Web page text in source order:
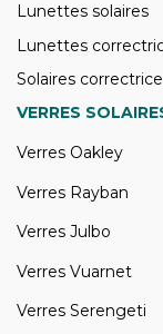
Lunettes solaires
Lunettes
Solaires
VERRES
Verres Oakley
Verres Rayban
Verres Julbo
Verres Vuarnet
Verres Serengeti